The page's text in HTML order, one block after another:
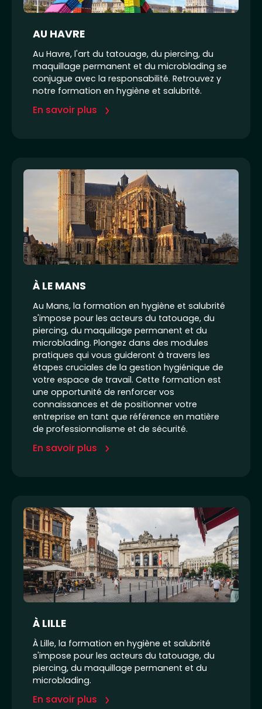
AU HAVRE
Au Havre, l'art du tatouage, du piercing, du
maquillage permanent et du microblading se
conjugue avec la responsabilité. Retrouvez y
notre formation en hygiène et salubrité.
En savoir plus
À LE MANS
Au Mans, la formation en hygiène et salubrité
s'impose pour les acteurs du tatouage, du
piercing, du maquillage permanent et du
microblading. Plongez dans des modules
pratiques qui vous guideront à travers les
étapes cruciales de la gestion hygiénique de
votre espace de travail. Cette formation est
une opportunité de renforcer vos
connaissances et de positionner votre
entreprise en tant que référence en matière
de professionnalisme et de sécurité.
En savoir plus
À LILLE
À Lille, la formation en hygiène et salubrité
s'impose pour les acteurs du tatouage, du
piercing, du maquillage permanent et du
microblading.
En savoir plus